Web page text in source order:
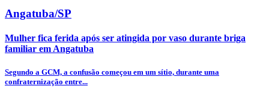
Angatuba/SP
Mulher fica ferida após ser atingida por vaso durante briga
familiar em Angatuba
Segundo a GCM, a confusão começou em um sítio, durante uma
confraternização entre...